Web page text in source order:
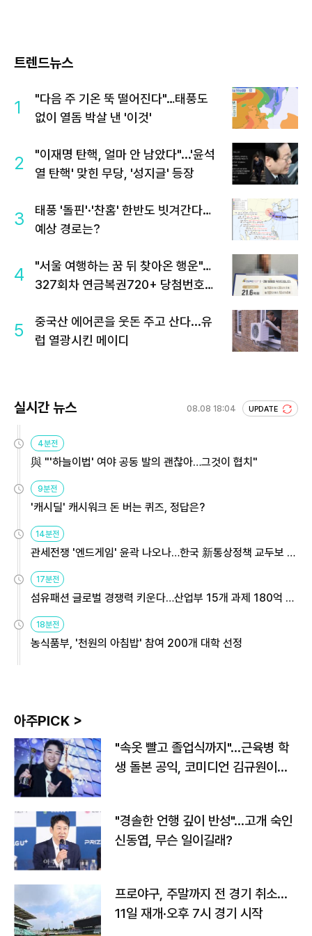
트렌드뉴스
1
"다음 주 기온 뚝 떨어진다"…태풍도
없이 열돔 박살 낸 '이것'
2
"이재명 탄핵, 얼마 안 남았다"...'윤석
열 탄핵' 맞힌 무당, '성지글' 등장
3
태풍 '돌핀'·'찬홈' 한반도 빗겨간다…
예상 경로는?
4
"서울 여행하는 꿈 뒤 찾아온 행운"…
327회차 연금복권720+ 당첨번호조
5
중국산 에어콘을 웃돈 주고 산다...유
럽 열광시킨 메이디
실시간 뉴스 08.08 18:04 UPDATE
4분전
與 "'하늘이법' 여야 공동 발의 괜찮아…그것이 협치"
9분전
'캐시딜' 캐시워크 돈 버는 퀴즈, 정답은?
14분전
관세전쟁 '엔드게임' 윤곽 나오나…한국 新통상정책 교두보 활
17분전
섬유패션 글로벌 경쟁력 키운다…산업부 15개 과제 180억 지
18분전
농식품부, '천원의 아침밥' 참여 200개 대학 선정
아주PICK >
"속옷 빨고 졸업식까지"…근육병 학
생 돌본 공익, 코미디언 김규원이었
"경솔한 언행 깊이 반성"…고개 숙인
신동엽, 무슨 일이길래?
프로야구, 주말까지 전 경기 취소…
11일 재개·오후 7시 경기 시작